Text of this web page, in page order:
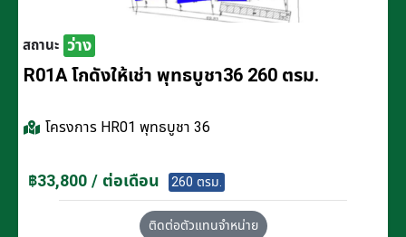
สถานะ ว่าง
R01A โกดังให้เช่า พุทธบูชา36 260 ตรม.
โครงการ HR01 พุทธบูชา 36
฿33,800 / ต่อเดือน 260 ตรม.
ติดต่อตัวแทนจำหน่าย